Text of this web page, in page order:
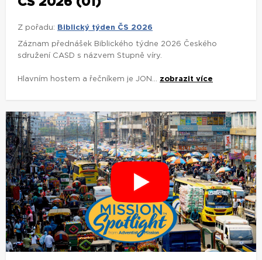
Z pořadu: Biblický týden ČS 2026
Záznam přednášek Biblického týdne 2026 Českého
sdružení CASD s názvem Stupně víry.
Hlavním hostem a řečníkem je JON... zobrazit více